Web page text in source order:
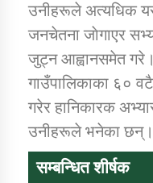
उनीहरूले अत्यधिक
जनचेतना जाेगाएर
जुट्न आह्वानसमेत
गाउँपालिकाका ६०
गरेर हानिकारक
उनीहरूले भनेका छन्।
सम्बन्धित शीर्षक